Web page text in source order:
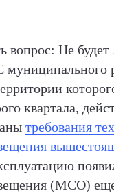
вопрос: Не
квартала,
требования
(МСО) еще